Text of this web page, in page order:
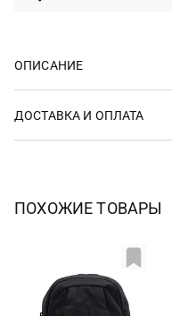
ОПИСАНИЕ
ДОСТАВКА И ОПЛАТА
ПОХОЖИЕ ТОВАРЫ